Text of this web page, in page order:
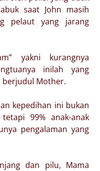
saat John masih
pelaut yang jarang
yakni kurangnya
inilah yang
berjudul Mother.
kepedihan ini bukan
99% anak-anak
pengalaman yang
dan pilu, Mama